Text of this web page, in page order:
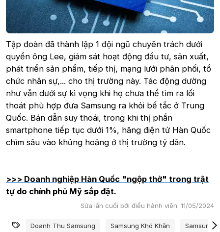
Tập đoàn đã thành lập 1 đội ngũ chuyên trách dưới
quyền ông Lee, giám sát hoạt động đầu tư, sản xuất,
phát triển sản phẩm, tiếp thị, mạng lưới phân phối, tổ
chức nhân sự,... cho thị trường này. Tác động dường
như vẫn dưới sự kì vọng khi họ chưa thể tìm ra lối
thoát phù hợp đưa Samsung ra khỏi bế tắc ở Trung
Quốc. Bán dẫn suy thoái, trong khi thị phần
smartphone tiếp tục dưới 1%, hãng điện tử Hàn Quốc
chìm sâu vào khủng hoảng ở thị trường tỷ dân.
>>> Doanh nghiệp Hàn Quốc "ngộp thở" trong trật
tự do chính phủ Mỹ sắp đặt.
Sửa lần cuối bởi điều hành viên: 11/05/2024
Từ khóa
Doanh Thu Samsung Samsung Khó Khăn Samsung